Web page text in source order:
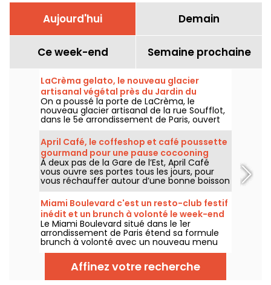
Aujourd'hui Demain
Ce week-end Semaine prochaine
LaCrèma gelato, le nouveau glacier
artisanal végétal près du Jardin du
Luxembourg et du Panthéon
On a poussé la porte de LaCrèma, le
nouveau glacier artisanal de la rue Soufflot,
dans le 5e arrondissement de Paris, ouvert
depuis avril 2026. Derrière le comptoir,
Roberta et ses gelatos végétaux maison qui
changent la donne. On vous dit tout !
April Café, le coffeshop et café poussette
gourmand pour une pause cocooning
dans le 10e
À deux pas de la Gare de l’Est, April Café
vous ouvre ses portes tous les jours, pour
vous réchauffer autour d’une bonne boisson
chaude, pour s’arrêter prendre le goûter ou
passer un moment au calme et au sec.
Miami Boulevard c'est un resto-club festif
inédit et un brunch à volonté le week-end
Le Miami Boulevard situé dans le 1er
arrondissement de Paris étend sa formule
brunch à volonté avec un nouveau menu
composé de nouvelles recettes et d'un
choix plus large de grillades et barbecue,
tout en conservant sa formule à volonté et
tout inclus de 29€ par adulte, disponible les
Affinez votre recherche